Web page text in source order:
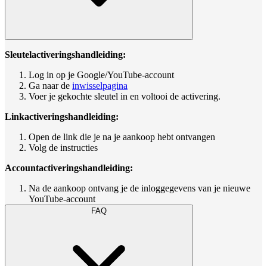
Sleutelactiveringshandleiding:
Log in op je Google/YouTube-account
Ga naar de inwisselpagina
Voer je gekochte sleutel in en voltooi de activering.
Linkactiveringshandleiding:
Open de link die je na je aankoop hebt ontvangen
Volg de instructies
Accountactiveringshandleiding:
Na de aankoop ontvang je de inloggegevens van je nieuwe
YouTube-account
FAQ